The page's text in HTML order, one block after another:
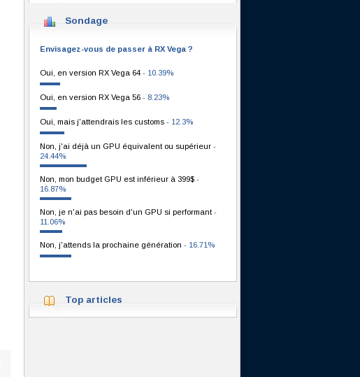
Sondage
Envisagez-vous de passer à RX Vega ?
Oui, en version RX Vega 64 - 10.39%
Oui, en version RX Vega 56 - 8.23%
Oui, mais j'attendrais les customs - 12.3%
Non, j'ai déjà un GPU équivalent ou supérieur -
24.44%
Non, mon budget GPU est inférieur à 399$ -
16.87%
Non, je n'ai pas besoin d'un GPU si performant -
11.06%
Non, j'attends la prochaine génération - 16.71%
Top articles